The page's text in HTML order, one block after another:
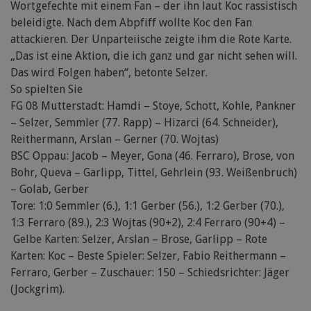
Wortgefechte mit einem Fan – der ihn laut Koc rassistisch
beleidigte. Nach dem Abpfiff wollte Koc den Fan
attackieren. Der Unparteiische zeigte ihm die Rote Karte.
„Das ist eine Aktion, die ich ganz und gar nicht sehen will.
Das wird Folgen haben“, betonte Selzer.
So spielten Sie
FG 08 Mutterstadt: Hamdi – Stoye, Schott, Kohle, Pankner
– Selzer, Semmler (77. Rapp) – Hizarci (64. Schneider),
Reithermann, Arslan – Gerner (70. Wojtas)
BSC Oppau: Jacob – Meyer, Gona (46. Ferraro), Brose, von
Bohr, Queva – Garlipp, Tittel, Gehrlein (93. Weißenbruch)
– Golab, Gerber
Tore: 1:0 Semmler (6.), 1:1 Gerber (56.), 1:2 Gerber (70.),
1:3 Ferraro (89.), 2:3 Wojtas (90+2), 2:4 Ferraro (90+4) –
Gelbe Karten: Selzer, Arslan – Brose, Garlipp – Rote
Karten: Koc – Beste Spieler: Selzer, Fabio Reithermann –
Ferraro, Gerber – Zuschauer: 150 – Schiedsrichter: Jäger
(Jockgrim).